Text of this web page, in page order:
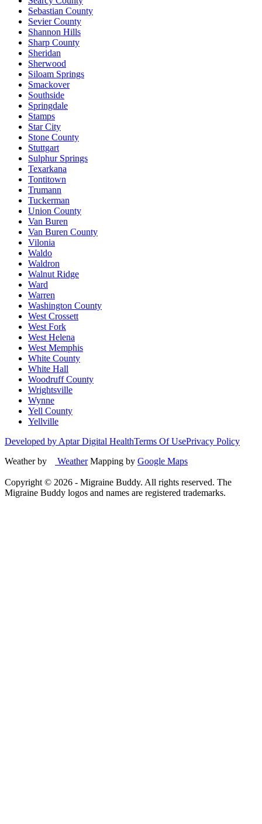
Sebastian County
Sevier County
Shannon Hills
Sharp County
Sheridan
Sherwood
Siloam Springs
Smackover
Southside
Springdale
Stamps
Star City
Stone County
Stuttgart
Sulphur Springs
Texarkana
Tontitown
Trumann
Tuckerman
Union County
Van Buren
Van Buren County
Vilonia
Waldo
Waldron
Walnut Ridge
Ward
Warren
Washington County
West Crossett
West Fork
West Helena
West Memphis
White County
White Hall
Woodruff County
Wrightsville
Wynne
Yell County
Yellville
Developed by Aptar Digital HealthTerms Of UsePrivacy Policy
Weather by
WeatherMapping by Google Maps
Copyright © 2026 - Migraine Buddy. All rights reserved. The
Migraine Buddy logos and names are registered trademarks.